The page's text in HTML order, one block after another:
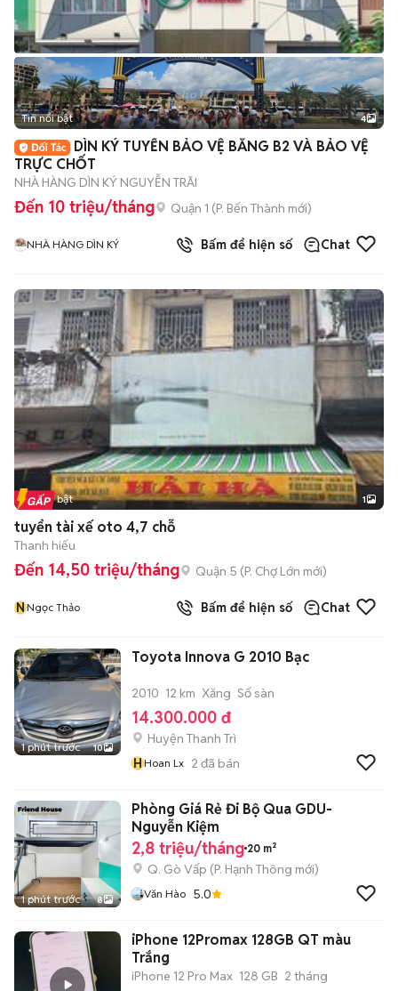
Tin nổi bật 4
DÌN KÝ TUYỂN BẢO VỆ BẰNG B2 VÀ BẢO VỆ
TRỰC CHỐT
NHÀ HÀNG DÌN KÝ NGUYỄN TRÃI
Đến 10 triệu/tháng Quận 1 (P. Bến Thành mới)
NHÀ HÀNG DÌN KÝ Bấm để hiện số Chat
Tin nổi bật 1
tuyển tài xế oto 4,7 chỗ
Thanh hiếu
Đến 14,50 triệu/tháng Quận 5 (P. Chợ Lớn mới)
NNgọc Thảo Bấm để hiện số Chat
1 phút trước 10
Toyota Innova G 2010 Bạc
2010 12 km Xăng Số sàn
14.300.000 đ
Huyện Thanh Trì
HHoan Lx 2 đã bán
1 phút trước 8
Phòng Giá Rẻ Đi Bộ Qua GDU-
Nguyễn Kiệm
2,8 triệu/tháng 20 m²
Q. Gò Vấp (P. Hạnh Thông mới)
Văn Hào 5.0
iPhone 12Promax 128GB QT màu
Trắng
iPhone 12 Pro Max 128 GB 2 tháng